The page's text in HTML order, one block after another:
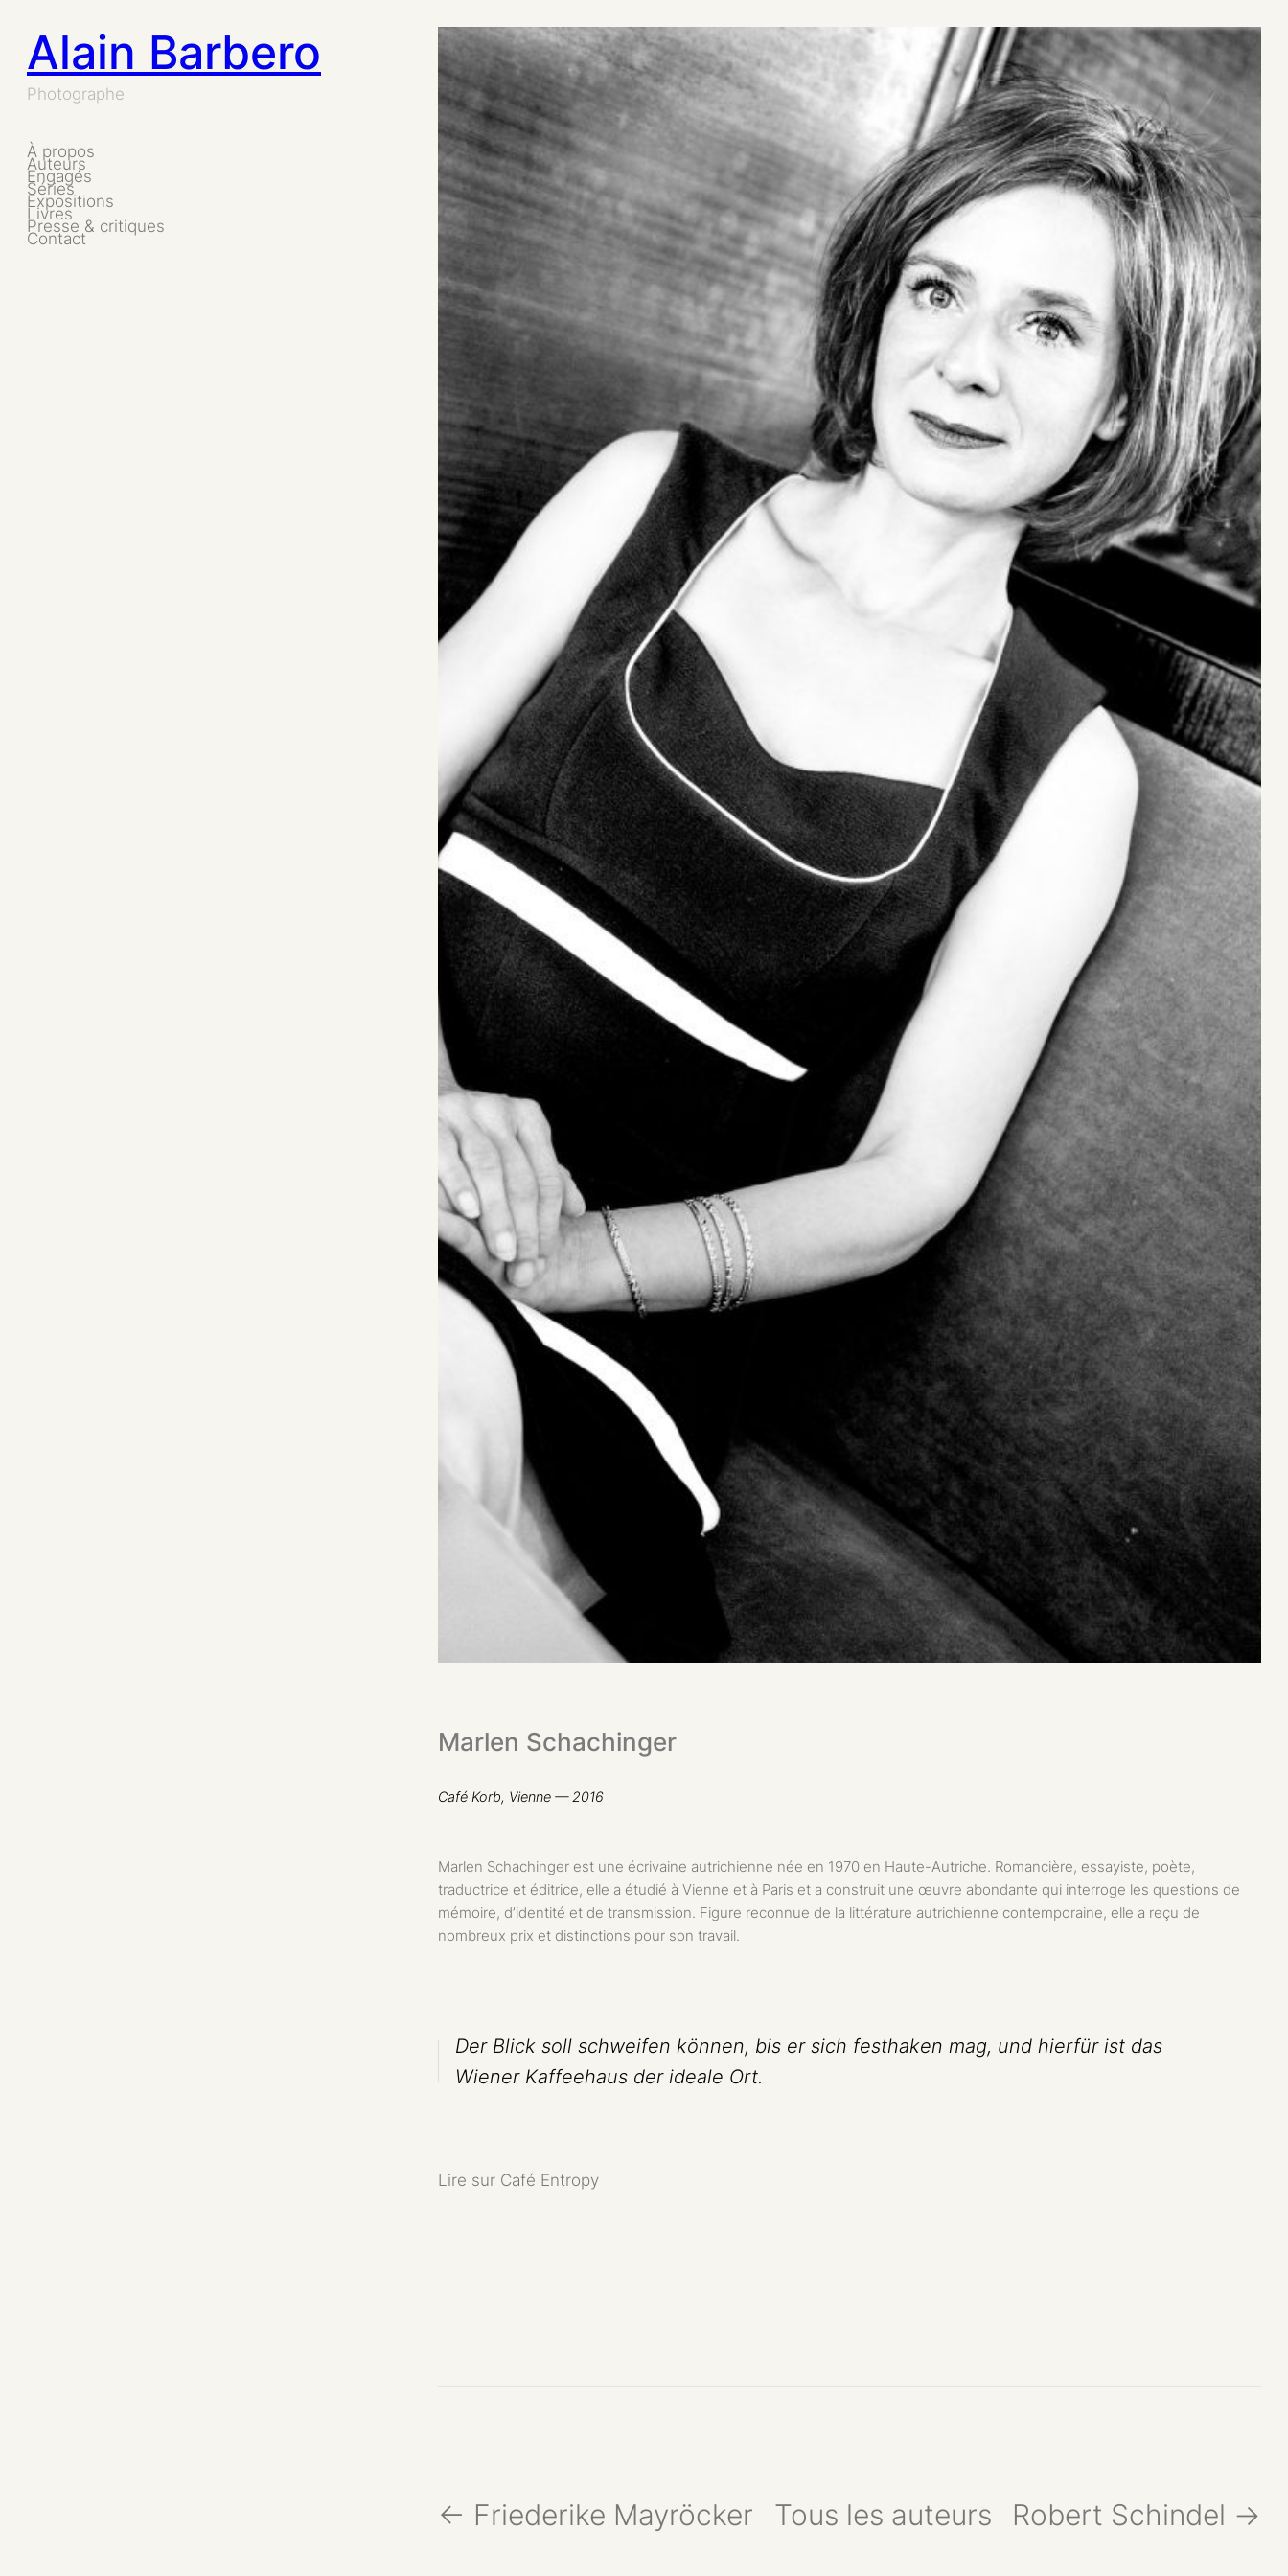
Aller
au
contenu
Alain Barbero
Photographe
À propos
Auteurs
Engagés
Séries
Expositions
Livres
Presse & critiques
Contact
Marlen Schachinger
Café Korb, Vienne — 2016
Marlen Schachinger est une écrivaine autrichienne née en 1970 en Haute-Autriche. Romancière, essayiste, poète,
traductrice et éditrice, elle a étudié à Vienne et à Paris et a construit une œuvre abondante qui interroge les questions de
mémoire, d’identité et de transmission. Figure reconnue de la littérature autrichienne contemporaine, elle a reçu de
nombreux prix et distinctions pour son travail.
Der Blick soll schweifen können, bis er sich festhaken mag, und hierfür ist das
Wiener Kaffeehaus der ideale Ort.
Lire sur Café Entropy
← Friederike Mayröcker Tous les auteurs Robert Schindel →